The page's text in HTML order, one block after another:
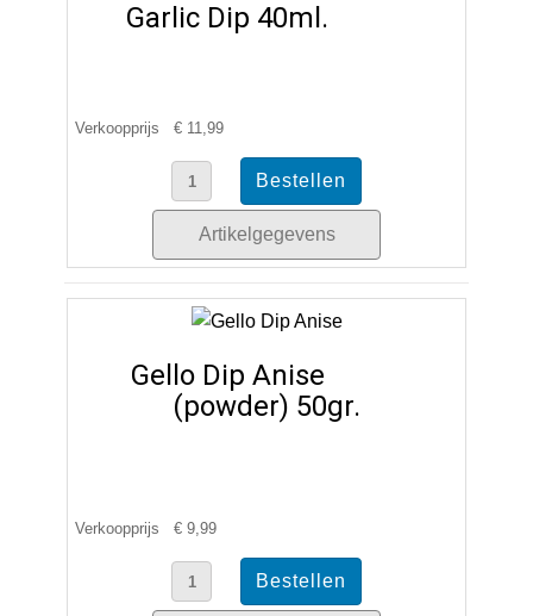
Garlic Dip 40ml.
Verkoopprijs € 11,99
Artikelgegevens
Gello Dip Anise
(powder) 50gr.
Verkoopprijs € 9,99